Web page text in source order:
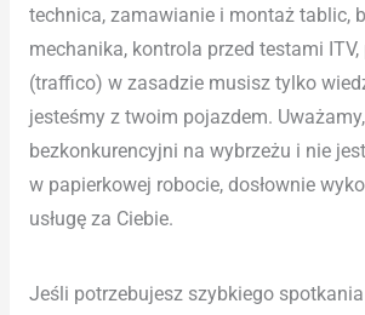
technica, zamawianie i montaż tablic,
mechanika, kontrola przed testami ITV,
(traffico) w zasadzie musisz tylko
jesteśmy z twoim pojazdem.
bezkonkurencyjni na wybrzeżu i nie
w papierkowej robocie, dosłownie
usługę za Ciebie.
Jeśli potrzebujesz szybkiego